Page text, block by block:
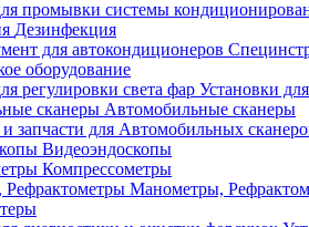
Дезинфекция
оборудование
Установки
Автомобильные сканеры
Видеоэндоскопы
Компрессометры
Манометры,